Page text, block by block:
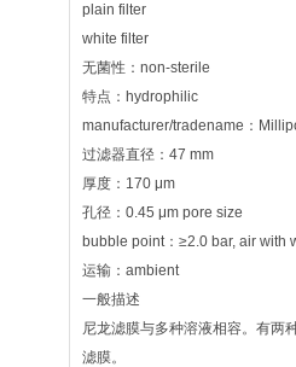
plain filter
white filter
无菌性：non-sterile
特点：hydrophilic
manufacturer/tradename：
过滤器直径：47 mm
厚度：170 μm
孔径：0.45 μm pore size
bubble point：≥2.0 bar, air with
运输：ambient
一般描述
尼龙滤膜与多种溶液相容。有两
滤膜。